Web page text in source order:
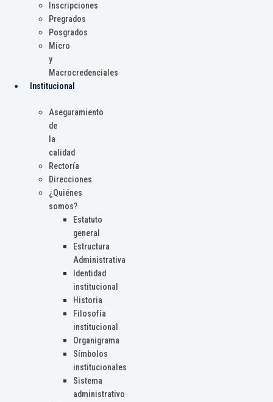
Inscripciones
Pregrados
Posgrados
Micro
y
Macrocredenciales
Institucional
Aseguramiento
de
la
calidad
Rectoría
Direcciones
¿Quiénes
somos?
Estatuto
general
Estructura
Administrativa
Identidad
institucional
Historia
Filosofía
institucional
Organigrama
Símbolos
institucionales
Sistema
administrativo